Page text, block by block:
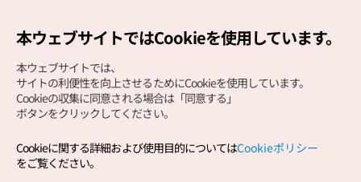
Copyright (c) Korea Tourism Organization All Rights
本ウェブサイトではCookieを使用しています。
本ウェブサイトでは、
サイトの利便性を向上させるためにCookieを使用しています。
Cookieの収集に同意される場合は「同意する」
ボタンをクリックしてください。
Cookieに関する詳細および使用目的についてはCookieポリシー
をご覧ください。